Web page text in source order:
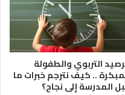
التربوي والطفولة
.. كيف نترجم خبرات ما
المدرسة إلى نجاح؟